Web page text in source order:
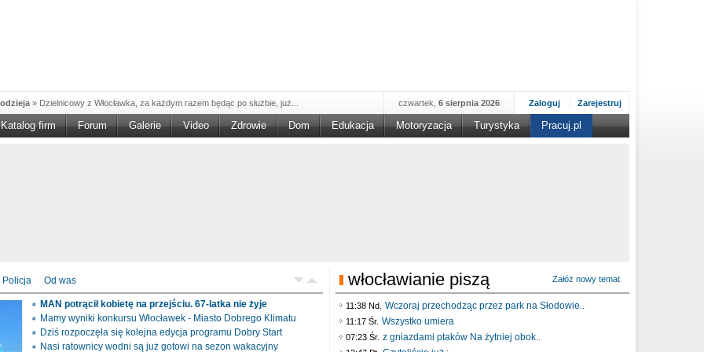
» Dzielnicowy z Włocławka, za każdym razem będąc po służbie, już...
w NGO'»Ruszył nabór w konkursie „Wsparcie Organizacji Wolontariatu w NGO –
» Od czerwca rozpoczął się nowy okres świadczeniowy 800 plus, który
» Policjanci ruchu drogowego przeprowadzili na drogach Włocławka i
Zaloguj Zarejestruj
czwartek, 6 sierpnia 2026
Katalog firm Forum Galerie Video Zdrowie Dom Edukacja Motoryzacja Turystyka Pracuj.pl
Policja Od was
MAN potrącił kobietę na przejściu. 67-latka nie żyje
Mamy wyniki konkursu Włocławek - Miasto Dobrego Klimatu
Dziś rozpoczęła się kolejna edycja programu Dobry Start
Nasi ratownicy wodni są już gotowi na sezon wakacyjny
włocławianie piszą Załóż nowy temat
11:38 Nd. Wczoraj przechodząc przez park na Słodowie..
11:17 Śr. Wszystko umiera
07:23 Śr. z gniazdami ptaków Na żytniej obok..